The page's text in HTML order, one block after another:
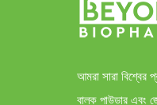
আমরা সারা বিশ্বের
বাল্ক পাউডার এবং